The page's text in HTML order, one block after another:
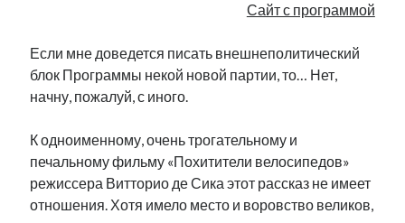
Сайт с программой
Если мне доведется писать внешнеполитический
блок Программы некой новой партии, то… Нет,
начну, пожалуй, с иного.
К одноименному, очень трогательному и
печальному фильму «Похитители велосипедов»
режиссера Витторио де Сика этот рассказ не имеет
отношения. Хотя имело место и воровство великов,